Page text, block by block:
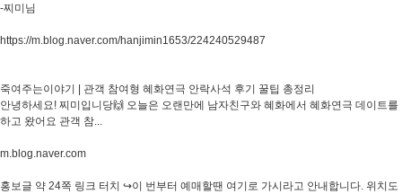
-찌미님​
https://m.blog.naver.com/hanjimin1653/224240529487
죽여주는이야기 | 관객 참여형 혜화연극 안락사석 후기 꿀팁 총정리
안녕하세요! 찌미입니당🙌 오늘은 오랜만에 남자친구와 혜화에서 혜화연극 데이트를
하고 왔어요 관객 참...
m.blog.naver.com
홍보글 약 24쪽 링크 터치 ↪️이 번부터 예매할땐 여기로 가시라고 안내합니다. 위치도